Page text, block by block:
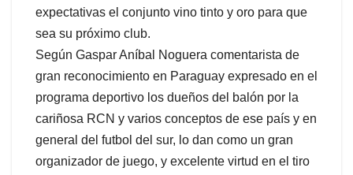
expectativas el conjunto vino tinto y oro para que
sea su próximo club.
Según Gaspar Aníbal Noguera comentarista de
gran reconocimiento en Paraguay expresado en el
programa deportivo los dueños del balón por la
cariñosa RCN y varios conceptos de ese país y en
general del futbol del sur, lo dan como un gran
organizador de juego, y excelente virtud en el tiro